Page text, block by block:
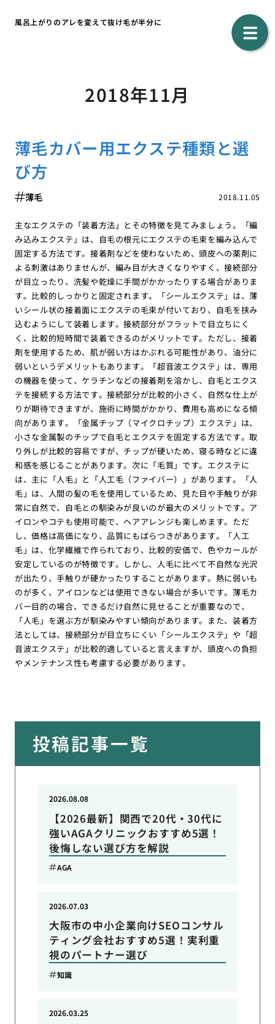
風呂上がりのアレを変えて抜け毛が半分に
2018年11月
薄毛カバー用エクステ種類と選
び方
2018.11.05
薄毛
主なエクステの「装着方法」とその特徴を見てみましょう。「編
み込みエクステ」は、自毛の根元にエクステの毛束を編み込んで
固定する方法です。接着剤などを使わないため、頭皮への薬剤に
よる刺激はありませんが、編み目が大きくなりやすく、接続部分
が目立ったり、洗髪や乾燥に手間がかかったりする場合がありま
す。比較的しっかりと固定されます。「シールエクステ」は、薄
いシール状の接着面にエクステの毛束が付いており、自毛を挟み
込むようにして装着します。接続部分がフラットで目立ちにく
く、比較的短時間で装着できるのがメリットです。ただし、接着
剤を使用するため、肌が弱い方はかぶれる可能性があり、油分に
弱いというデメリットもあります。「超音波エクステ」は、専用
の機器を使って、ケラチンなどの接着剤を溶かし、自毛とエクス
テを接続する方法です。接続部分が比較的小さく、自然な仕上が
りが期待できますが、施術に時間がかかり、費用も高めになる傾
向があります。「金属チップ（マイクロチップ）エクステ」は、
小さな金属製のチップで自毛とエクステを固定する方法です。取
り外しが比較的容易ですが、チップが硬いため、寝る時などに違
和感を感じることがあります。次に「毛質」です。エクステに
は、主に「人毛」と「人工毛（ファイバー）」があります。「人
毛」は、人間の髪の毛を使用しているため、見た目や手触りが非
常に自然で、自毛との馴染みが良いのが最大のメリットです。ア
イロンやコテも使用可能で、ヘアアレンジも楽しめます。ただ
し、価格は高価になり、品質にもばらつきがあります。「人工
毛」は、化学繊維で作られており、比較的安価で、色やカールが
安定しているのが特徴です。しかし、人毛に比べて不自然な光沢
が出たり、手触りが硬かったりすることがあります。熱に弱いも
のが多く、アイロンなどは使用できない場合が多いです。薄毛カ
バー目的の場合、できるだけ自然に見せることが重要なので、
「人毛」を選ぶ方が馴染みやすい傾向があります。また、装着方
法としては、接続部分が目立ちにくい「シールエクステ」や「超
音波エクステ」が比較的適していると言えますが、頭皮への負担
やメンテナンス性も考慮する必要があります。
投稿記事一覧
【2026最新】関西で20代・30代に
強いAGAクリニックおすすめ5選！
後悔しない選び方を解説
2026.08.08
AGA
大阪市の中小企業向けSEOコンサル
ティング会社おすすめ5選！実利重
視のパートナー選び
2026.07.03
知識
2026.03.25